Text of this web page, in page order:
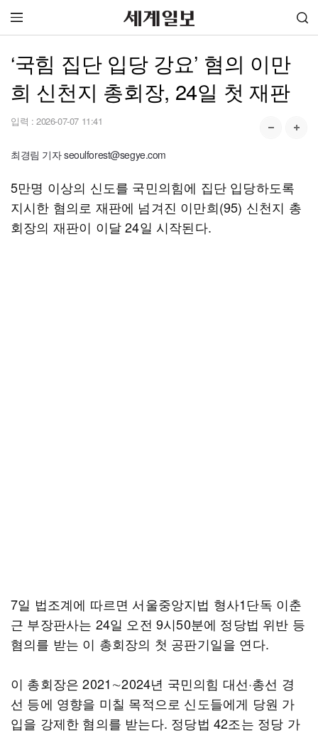
‘국힘 집단 입당 강요’ 혐의 이만
희 신천지 총회장, 24일 첫 재판
입력 : 2026-07-07 11:41
최경림 기자 seoulforest@segye.com
5만명 이상의 신도를 국민의힘에 집단 입당하도록
지시한 혐의로 재판에 넘겨진 이만희(95) 신천지 총
회장의 재판이 이달 24일 시작된다.
7일 법조계에 따르면 서울중앙지법 형사1단독 이춘
근 부장판사는 24일 오전 9시50분에 정당법 위반 등
혐의를 받는 이 총회장의 첫 공판기일을 연다.
이 총회장은 2021∼2024년 국민의힘 대선·총선 경
선 등에 영향을 미칠 목적으로 신도들에게 당원 가
입을 강제한 혐의를 받는다. 정당법 42조는 정당 가